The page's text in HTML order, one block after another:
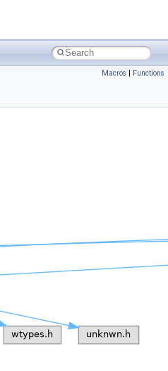
Macros | Functions